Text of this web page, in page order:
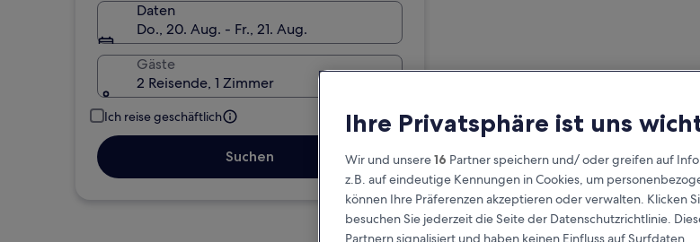
Daten
Do., 20. Aug. - Fr., 21. Aug.
Gäste
2 Reisende, 1 Zimmer
Ich reise geschäftlich
Suchen
Ihre Privatsphäre ist uns
Wir und unsere16 Partner speichern und/ oder greifen auf
z.B. auf eindeutige Kennungen in Cookies, um
können Ihre Präferenzen akzeptieren oder verwalten. Klicken
besuchen Sie jederzeit die Seite der Datenschutzrichtlinie.
Partnern signalisiert und haben keinen Einfluss auf Surfdaten.